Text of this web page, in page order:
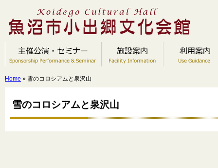
Home » 雪のコロシアムと泉沢山
雪のコロシアムと泉沢山